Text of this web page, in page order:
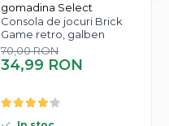
gomadina Select
Consola de jocuri Brick
Game retro, galben
70,00 RON
34,99 RON